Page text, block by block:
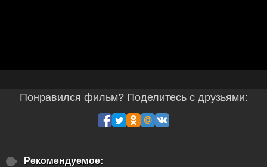
Понравился фильм? Поделитесь с друзьями:
Рекомендуемое: